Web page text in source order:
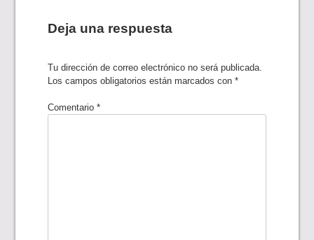
Deja una respuesta
Tu dirección de correo electrónico no será publicada.
Los campos obligatorios están marcados con*
Comentario*